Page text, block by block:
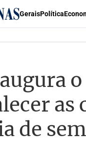
GeraisPolítica
as
de